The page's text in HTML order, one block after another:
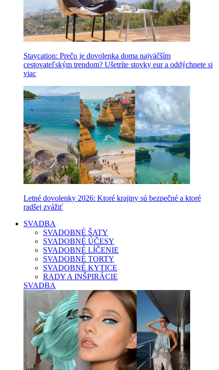
Staycation: Prečo je dovolenka doma najväčším
cestovateľským trendom? Ušetríte stovky eur a oddýchnete si
viac
Letné dovolenky 2026: Ktoré krajiny sú bezpečné a ktoré
radšej zvážiť
SVADBA
SVADOBNÉ ŠATY
SVADOBNÉ ÚČESY
SVADOBNÉ LÍČENIE
SVADOBNÉ TORTY
SVADOBNÉ KYTICE
RADY A INŠPIRÁCIE
SVADBA